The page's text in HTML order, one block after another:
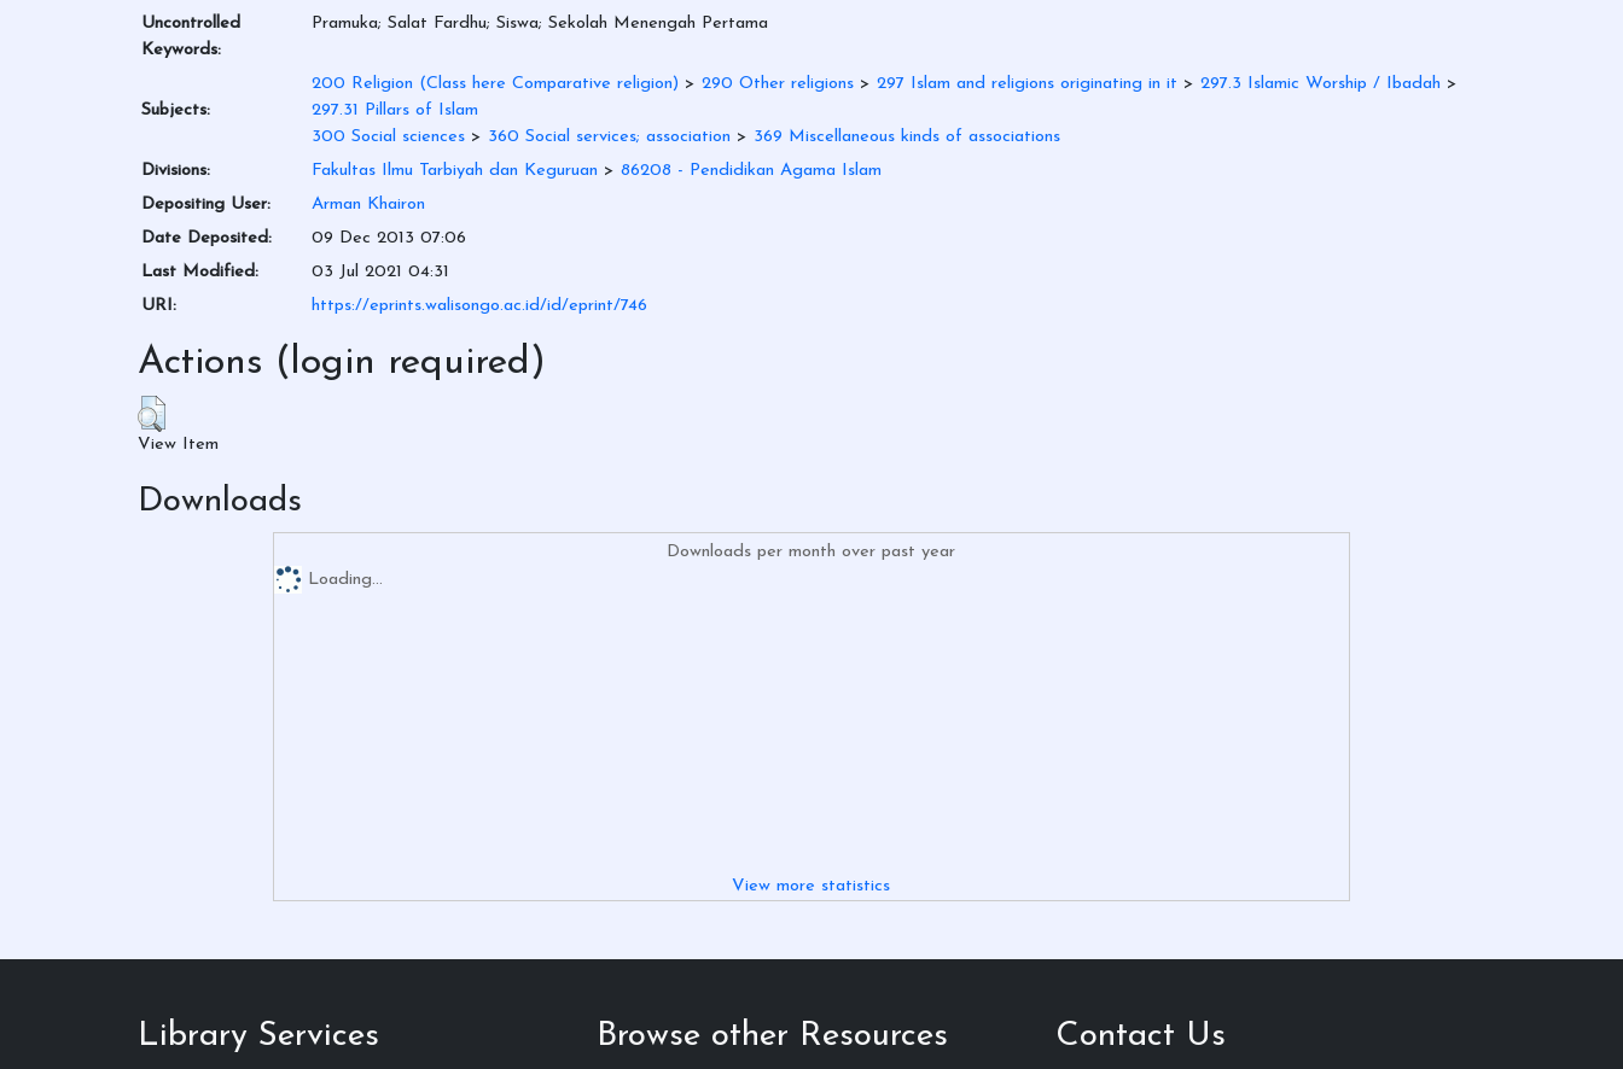
Uncontrolled
Keywords:
Pramuka; Salat Fardhu; Siswa; Sekolah Menengah Pertama
Subjects:
200 Religion (Class here Comparative religion) > 290 Other religions > 297 Islam and religions originating in it > 297.3 Islamic Worship / Ibadah >
297.31 Pillars of Islam
300 Social sciences > 360 Social services; association > 369 Miscellaneous kinds of associations
Divisions:
Fakultas Ilmu Tarbiyah dan Keguruan > 86208 - Pendidikan Agama Islam
Depositing User:
Arman Khairon
Date Deposited:
09 Dec 2013 07:06
Last Modified:
03 Jul 2021 04:31
URI:
https://eprints.walisongo.ac.id/id/eprint/746
Actions (login required)
View Item
Downloads
Downloads per month over past year
Loading...
View more statistics
Library Services Browse other Resources Contact Us